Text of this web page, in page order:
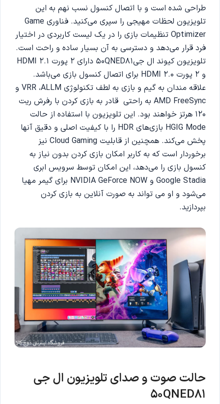
طراحی شده است و با اتصال کنسول نسب نهم به این
تلویزیون لحظات مهیجی را سپری می‌کنید. فناوری Game
Optimizer تنظیمات بازی را در یک لیست کاربردی در اختیار
فرد قرار می‌دهد و دسترسی به آن بسیار ساده و راحت است.
تلویزیون کیوند ال جی50QNED81 دارای 2 پورت HDMI 2.1
و 2 پورت HDMI 2.0 برای اتصال کنسول بازی می‌باشد.
علاقه مندان به گیم و بازی به لطف تکنولوژی VRR ،ALLM و
AMD FreeSync به راحتی قادر به بازی کردن با رفرش ریت
120 هرتز خواهند بود. این تلویزیون با استفاده از حالت
HGIG Mode بازی‌های HDR را با کیفیت اصلی و دقیق آنها
پخش می‌کند. همچنین از قابلیت Cloud Gaming نیز
برخوردار است که به کاربر امکان بازی کردن بدون نیاز به
کنسول بازی را می‌دهد، این امکان توسط سرویس ابری
Google Stadia و NVIDIA GeForce NOW برای گیمر مهیا
می‌شود و او می تواند به صورت آنلاین به بازی کردن
بپردازید.
حالت صوت و صدای تلویزیون ال جی
50QNED81